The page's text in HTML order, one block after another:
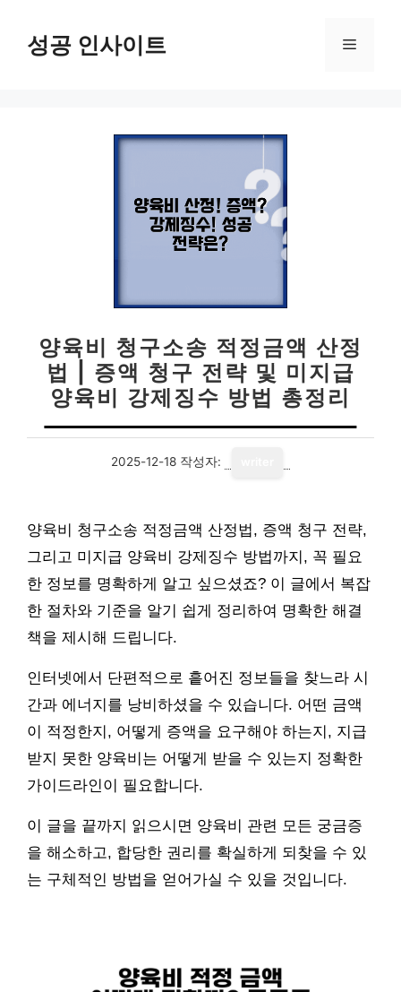
성공 인사이트 메
양육비 청구소송 적정금액 산정
법 | 증액 청구 전략 및 미지급
양육비 강제징수 방법 총정리
2025-12-18 작성자:
양육비 청구소송 적정금액 산정법, 증액 청구 전략,
그리고 미지급 양육비 강제징수 방법까지, 꼭 필요
한 정보를 명확하게 알고 싶으셨죠? 이 글에서 복잡
한 절차와 기준을 알기 쉽게 정리하여 명확한 해결
책을 제시해 드립니다.
인터넷에서 단편적으로 흩어진 정보들을 찾느라 시
간과 에너지를 낭비하셨을 수 있습니다. 어떤 금액
이 적정한지, 어떻게 증액을 요구해야 하는지, 지급
받지 못한 양육비는 어떻게 받을 수 있는지 정확한
가이드라인이 필요합니다.
이 글을 끝까지 읽으시면 양육비 관련 모든 궁금증
을 해소하고, 합당한 권리를 확실하게 되찾을 수 있
는 구체적인 방법을 얻어가실 수 있을 것입니다.